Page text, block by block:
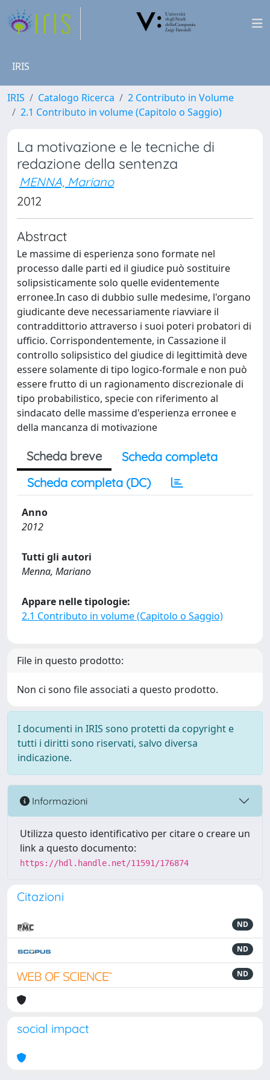
IRIS
IRIS Catalogo Ricerca
2 Contributo in Volume
2.1 Contributo in volume (Capitolo o Saggio)
La motivazione e le tecniche di
redazione della sentenza
MENNA, Mariano
2012
Abstract
Le massime di esperienza sono formate nel
processo dalle parti ed il giudice può sostituire
solipsisticamente solo quelle evidentemente
erronee.In caso di dubbio sulle medesime, l'organo
giudicante deve necessariamente riavviare il
contraddittorio attraverso i suoi poteri probatori di
ufficio. Corrispondentemente, in Cassazione il
controllo solipsistico del giudice di legittimità deve
essere solamente di tipo logico-formale e non può
essere frutto di un ragionamento discrezionale di
tipo probabilistico, specie con riferimento al
sindacato delle massime d'esperienza erronee e
della mancanza di motivazione
Scheda breve
Scheda completa
Scheda completa (DC)
Anno
2012
Tutti gli autori
Menna, Mariano
Appare nelle tipologie:
2.1 Contributo in volume (Capitolo o Saggio)
File in questo prodotto:
Non ci sono file associati a questo prodotto.
I documenti in IRIS sono protetti da copyright e
tutti i diritti sono riservati, salvo diversa
indicazione.
Informazioni
Utilizza questo identificativo per citare o creare un
link a questo documento:
https://hdl.handle.net/11591/176874
Citazioni
ND
ND
ND
social impact